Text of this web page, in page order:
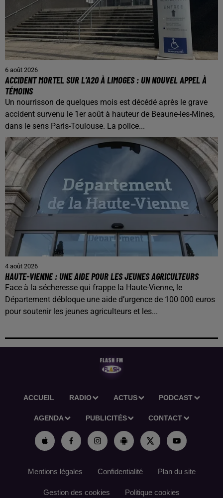
6 août 2026
ACCIDENT MORTEL SUR L’A20 À LIMOGES : UN NOUVEL APPEL À
TÉMOINS
Un nourrisson de quelques mois est décédé après le grave
accident survenu le 1er août à hauteur de Beaune-les-Mines,
dans le sens Paris-Toulouse. La police...
4 août 2026
HAUTE-VIENNE : UNE AIDE POUR LES JEUNES AGRICULTEURS
Face à la sécheresse qui frappe la Haute-Vienne, le
Département débloque une aide d’urgence de 100 000 euros
pour soutenir les jeunes agriculteurs et les...
ACCUEIL RADIO ACTUS PODCAST
AGENDA PUBLICITÉS CONTACT
Mentions légales Confidentialité Plan du site
Gestion des cookies Politique cookies